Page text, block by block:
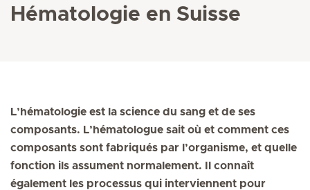
Hématologie en Suisse
L’hématologie est la science du sang et de ses
composants. L’hématologue sait où et comment ces
composants sont fabriqués par l’organisme, et quelle
fonction ils assument normalement. Il connaît
également les processus qui interviennent pour